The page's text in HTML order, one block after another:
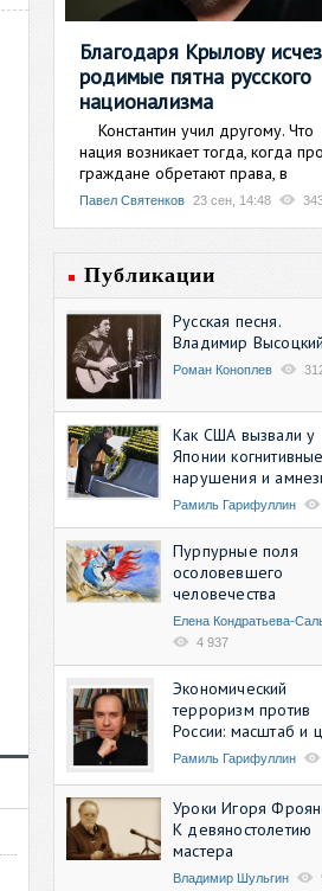
Благодаря Крылову
родимые пятна русского
национализма
Константин учил другому. Что
нация возникает тогда, когда
граждане обретают права, в
Павел Святенков 23 сен, 14:48
Публикации
Русская песня.
Владимир Высоцкий
Роман Коноплев
Как США вызвали у
Японии когнитивные
нарушения и
Рамиль Гарифуллин
Пурпурные поля
осоловевшего
человечества
Елена Кондратьева-
4 937
Экономический
терроризм против
России: масштаб и
Рамиль Гарифуллин
Уроки Игоря
К девяностолетию
мастера
Владимир Шульгин